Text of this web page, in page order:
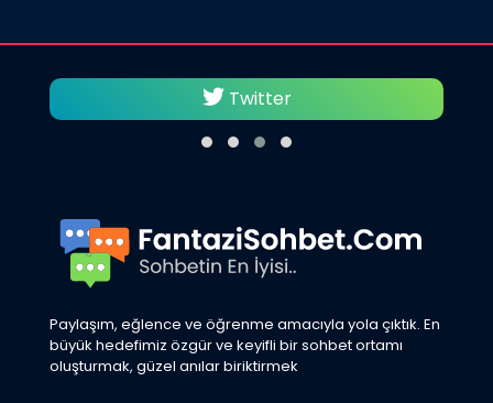
Twitter
Paylaşım, eğlence ve öğrenme amacıyla yola çıktık. En
büyük hedefimiz özgür ve keyifli bir sohbet ortamı
oluşturmak, güzel anılar biriktirmek